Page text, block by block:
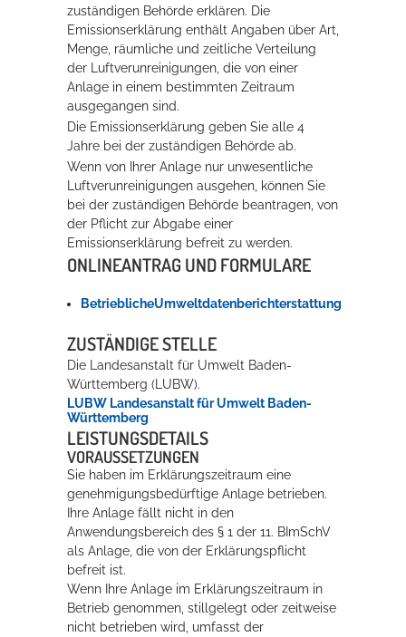
Rathaus
Service
Konzerte, Tagungen und vieles mehr
Die Stadthalle Hockenheim bietet den perfekten Standort für Events
mehr dazu...
Erleben in Hockenheim
Spaß unter prickelnden Wasserfällen, das rauschende Meer im
Wellenbecken oder doch lieber die pure Entspannung auf der
Sprudelliege im Solebecken?
mehr dazu...
zuständigen Behörde erklären. Die
Emissionserklärung enthält Angaben über Art,
Menge, räumliche und zeitliche Verteilung
der Luftverunreinigungen, die von einer
Anlage in einem bestimmten Zeitraum
ausgegangen sind.
Die Emissionserklärung geben Sie alle 4
Jahre bei der zuständigen Behörde ab.
Wenn von Ihrer Anlage nur unwesentliche
Luftverunreinigungen ausgehen, können Sie
bei der zuständigen Behörde beantragen, von
der Pflicht zur Abgabe einer
Emissionserklärung befreit zu werden.
ONLINEANTRAG UND FORMULARE
BetrieblicheUmweltdatenberichterstattung
ZUSTÄNDIGE STELLE
Die Landesanstalt für Umwelt Baden-
Württemberg (LUBW).
LUBW Landesanstalt für Umwelt Baden-
Württemberg
LEISTUNGSDETAILS
VORAUSSETZUNGEN
Sie haben im Erklärungszeitraum eine
genehmigungsbedürftige Anlage betrieben.
Ihre Anlage fällt nicht in den
Anwendungsbereich des § 1 der 11. BImSchV
als Anlage, die von der Erklärungspflicht
befreit ist.
Wenn Ihre Anlage im Erklärungszeitraum in
Betrieb genommen, stillgelegt oder zeitweise
nicht betrieben wird, umfasst der